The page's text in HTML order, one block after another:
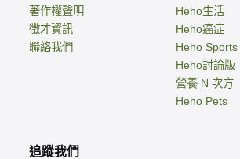
著作權聲明
徵才資訊
聯絡我們
Heho生活
Heho癌症
Heho Sports
Heho討論版
營養 N 次方
Heho Pets
追蹤我們